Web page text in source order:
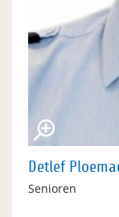
Detlef
Senioren